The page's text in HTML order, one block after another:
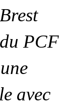
PCF
avec